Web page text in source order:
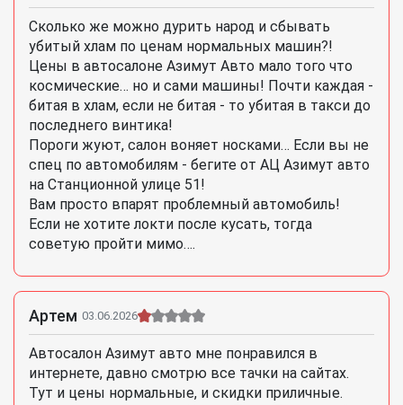
Сколько же можно дурить народ и сбывать
убитый хлам по ценам нормальных машин?!
Цены в автосалоне Азимут Авто мало того что
космические… но и сами машины! Почти каждая -
битая в хлам, если не битая - то убитая в такси до
последнего винтика!
Пороги жуют, салон воняет носками… Если вы не
спец по автомобилям - бегите от АЦ Азимут авто
на Станционной улице 51!
Вам просто впарят проблемный автомобиль!
Если не хотите локти после кусать, тогда
советую пройти мимо….
Артем 03.06.2026
Автосалон Азимут авто мне понравился в
интернете, давно смотрю все тачки на сайтах.
Тут и цены нормальные, и скидки приличные.